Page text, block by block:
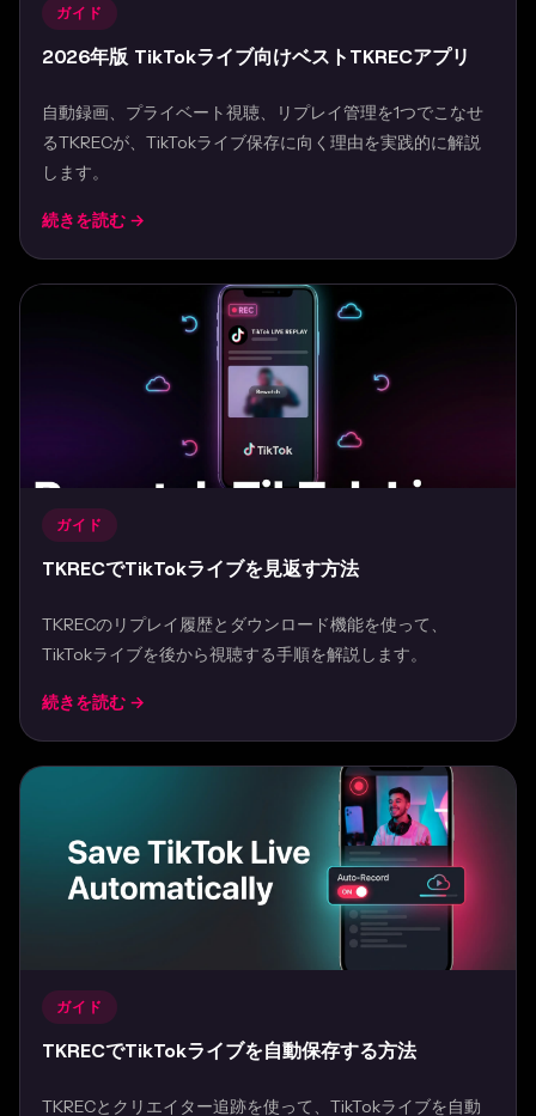
ガイド
2026年版 TikTokライブ向けベストTKRECアプリ
自動録画、プライベート視聴、リプレイ管理を1つでこなせ
るTKRECが、TikTokライブ保存に向く理由を実践的に解説
します。
Mar 31, 2026
続きを読む →
ガイド
TKRECでTikTokライブを見返す方法
TKRECのリプレイ履歴とダウンロード機能を使って、
TikTokライブを後から視聴する手順を解説します。
Mar 30, 2026
続きを読む →
ガイド
TKRECでTikTokライブを自動保存する方法
TKRECとクリエイター追跡を使って、TikTokライブを自動